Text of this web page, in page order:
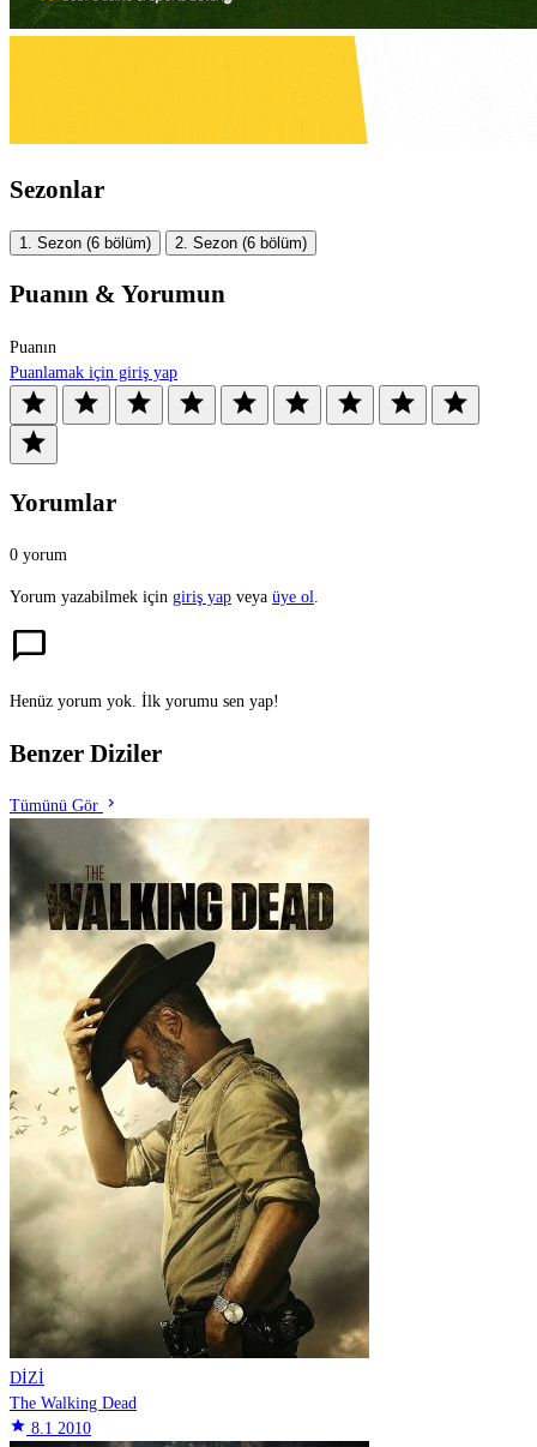
Sezonlar
1. Sezon (6 bölüm) 2. Sezon (6 bölüm)
Puanın & Yorumun
Puanın
Puanlamak için giriş yap
star star star star star star star star
star
star
Yorumlar
0 yorum
Yorum yazabilmek için giriş yap veya üye ol.
chat_bubble
Henüz yorum yok. İlk yorumu sen yap!
Benzer Diziler
Tümünü Gör chevron_right
DİZİ
The Walking Dead
star 8.1 2010